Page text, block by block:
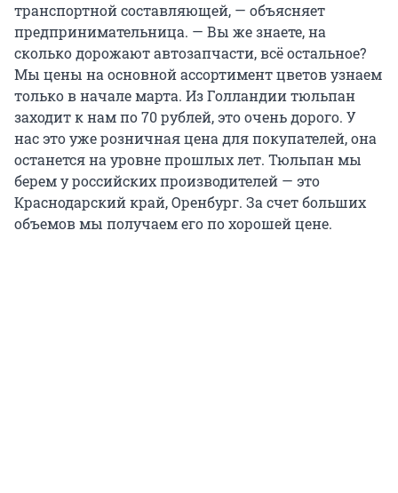
транспортной составляющей, — объясняет
предпринимательница. — Вы же знаете, на
сколько дорожают автозапчасти, всё остальное?
Мы цены на основной ассортимент цветов узнаем
только в начале марта. Из Голландии тюльпан
заходит к нам по 70 рублей, это очень дорого. У
нас это уже розничная цена для покупателей, она
останется на уровне прошлых лет. Тюльпан мы
берем у российских производителей — это
Краснодарский край, Оренбург. За счет больших
объемов мы получаем его по хорошей цене.